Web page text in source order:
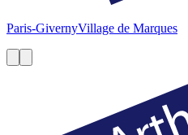
Paris-GivernyVillage de Marques